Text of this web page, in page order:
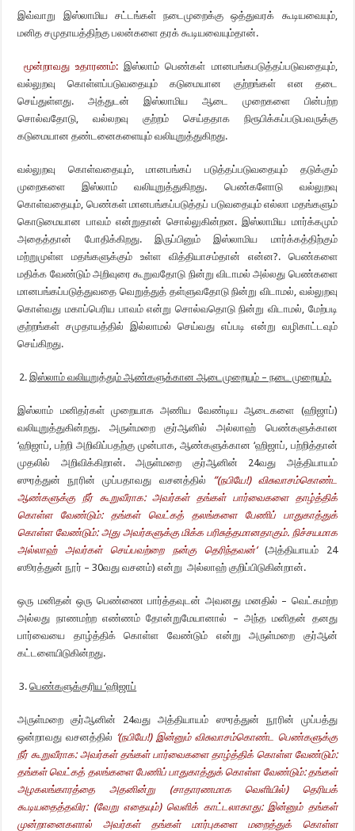
இவ்வாறு இஸ்லாமிய சட்டங்கள் நடைமுறைக்கு ஒத்துவரக் கூடியவையும்,
மனித சமுதாயத்திற்கு பலன்களை தரக் கூடியவையும்தான்.
மூன்றாவது உதாரணம்:இஸ்லாம் பெண்கள் மானபங்கபடுத்தப்படுவதையும்,
வல்லுறவு கொள்ளப்படுவதையும் கடுமையான குற்றங்கள் என தடை
செய்துள்ளது. அத்துடன் இஸ்லாமிய ஆடை முறைகளை பின்பற்ற
சொல்வதோடு, வல்லறவு குற்றம் செய்ததாக நிரூபிக்கப்படுபவருக்கு
கடுமையான தண்டனைகளையும் வலியுறுத்துகிறது.
வல்லுறவு கொள்வதையும், மானபங்கப் படுத்தப்படுவதையும் தடுக்கும்
முறைகளை இஸ்லாம் வலியுறுத்துகிறது. பெண்களோடு வல்லுறவு
கொள்வதையும், பெண்கள் மானபங்கப்படுத்தப் படுவதையும் எல்லா மதங்களும்
கொடுமையான பாவம் என்றுதான் சொல்லுகின்றன. இஸ்லாமிய மார்க்கமும்
அதைத்தான் போதிக்கிறது. இருப்பினும் இஸ்லாமிய மார்க்கத்திற்கும்
மற்றுமுள்ள மதங்களுக்கும் உள்ள வித்தியாசம்தான் என்ன?. பெண்களை
மதிக்க வேண்டும் அறிவுரை கூறுவதோடு நின்று விடாமல் அல்லது பெண்களை
மானபங்கப்படுத்துவதை வெறுத்துத் தள்ளுவதோடு நின்று விடாமல், வல்லுறவு
கொள்வது மகாப்பெரிய பாவம் என்று சொல்வதொடு நின்று விடாமல், மேற்படி
குற்றங்கள் சமுதாயத்தில் இல்லாமல் செய்வது எப்படி என்று வழிகாட்டவும்
செய்கிறது.
இஸ்லாம் வலியுறுத்தும் ஆண்களுக்கான ஆடைமுறையும் – நடை முறையும்.
இஸ்லாம் மனிதர்கள் முறையாக அணிய வேண்டிய ஆடைகளை (ஹிஜாப்)
வலியுறுத்துகின்றது. அருள்மறை குர்ஆனில் அல்லாஹ் பெண்களுக்கான
‘ஹிஜாப், பற்றி அறிவிப்பதற்கு முன்பாக, ஆண்களுக்கான ‘ஹிஜாப், பற்றித்தான்
முதலில் அறிவிக்கிறான். அருள்மறை குர்ஆனின் 24வது அத்தியாயம்
ஸுரத்துன் நூரின் முப்பதாவது வசனத்தில் ”(நபியே!) விசுவாசம்கொண்ட
ஆண்களுக்கு நீர் கூறுவீராக: அவர்கள் தங்கள் பார்வைகளை தாழ்த்திக்
கொள்ள
வேண்டும்: தங்கள் வெட்கத் தலங்களை பேணிப் பாதுகாத்துக்
கொள்ள வேண்டும்: அது அவர்களுக்கு மிக்க பரிசுத்தமானதாகும். நிச்சயமாக
அல்லாஹ் அவர்கள்
செய்பவற்றை நன்கு தெரிந்தவன்‘
(அத்தியாயம் 24
ஸூரத்துன் நூர் – 30வது வசனம்) என்று அல்லாஹ் குறிப்பிடுகின்றான்.
ஒரு மனிதன் ஒரு பெண்ணை பார்த்தவுடன் அவனது மனதில் – வெட்கமற்ற
அல்லது நாணமற்ற எண்ணம் தோன்றுமேயானால் – அந்த மனிதன் தனது
பார்வையை தாழ்த்திக் கொள்ள வேண்டும் என்று அருள்மறை குர்ஆன்
கட்டளையிடுகின்றது.
பெண்களுக்குரிய ‘ஹிஜாப்
அருள்மறை குர்ஆனின் 24வது அத்தியாயம் ஸுரத்துன் நூரின் முப்பத்து
ஒன்றாவது வசனத்தில் ‘(நபியே!) இன்னும் விசுவாசம்கொண்ட பெண்களுக்கு
நீர் கூறுவீராக: அவர்கள் தங்கள் பார்வைகளை தாழ்த்திக் கொள்ள வேண்டும்:
தங்கள் வெட்கத் தலங்களை பேணிப் பாதுகாத்துக் கொள்ள வேண்டும்: தங்கள்
அழகலங்காரத்தை அதனின்று
(சாதாரணமாக வெளியில்) தெரியக்
கூடியதைத்தவிர: (வேறு எதையும்) வெளிக் காட்டலாகாது: இன்னும் தங்கள்
முன்றானைகளால் அவர்கள் தங்கள் மார்புகளை
மறைத்துக் கொள்ள